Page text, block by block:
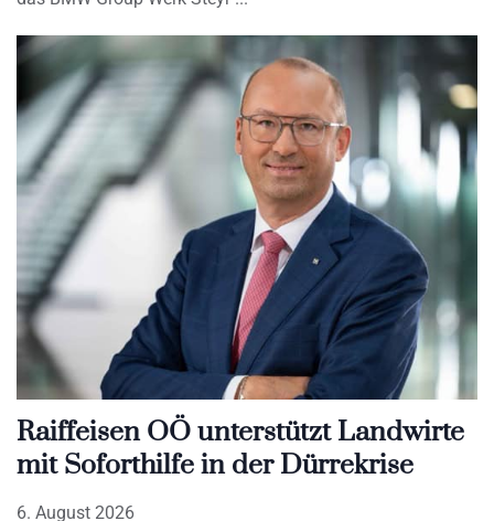
Raiffeisen OÖ unterstützt Landwirte
mit Soforthilfe in der Dürrekrise
6. August 2026